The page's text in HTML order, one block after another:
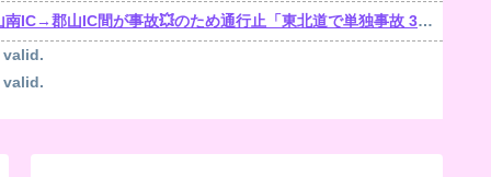
IC間が事故💥のため通行止「東北道で単独事故 3人がけが1人が心肺停止」
valid.
valid.